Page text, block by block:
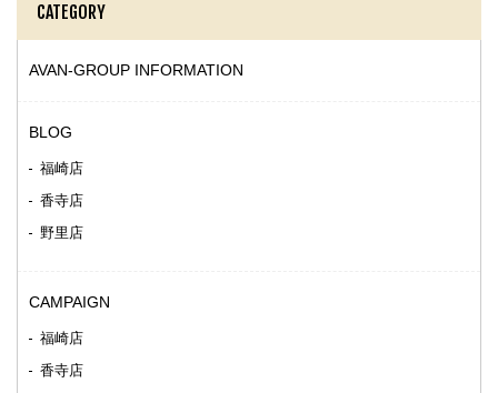
CATEGORY
AVAN-GROUP INFORMATION
BLOG
福崎店
香寺店
野里店
CAMPAIGN
福崎店
香寺店